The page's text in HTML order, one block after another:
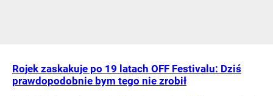
Rojek zaskakuje po 19 latach OFF Festivalu: Dziś
prawdopodobnie bym tego nie zrobił